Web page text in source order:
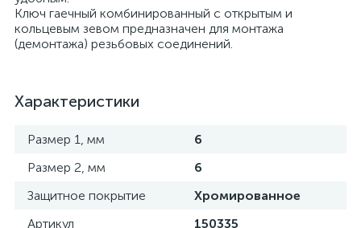
Ключ гаечный комбинированный с открытым и
кольцевым зевом предназначен для монтажа
(демонтажа) резьбовых соединений.
Характеристики
Размер 1, мм
6
Размер 2, мм
6
Защитное покрытие
Хромированное
Артикул
150335